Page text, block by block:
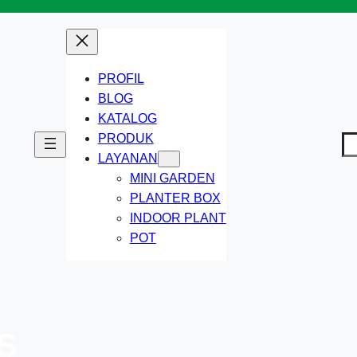
PROFIL
BLOG
KATALOG
PRODUK
LAYANAN
MINI GARDEN
PLANTER BOX
INDOOR PLANT
POT